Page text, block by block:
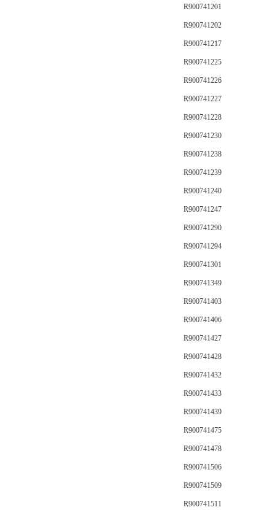
R900741201
R900741202
R900741217
R900741225
R900741226
R900741227
R900741228
R900741230
R900741238
R900741239
R900741240
R900741247
R900741290
R900741294
R900741301
R900741349
R900741403
R900741406
R900741427
R900741428
R900741432
R900741433
R900741439
R900741475
R900741478
R900741506
R900741509
R900741511